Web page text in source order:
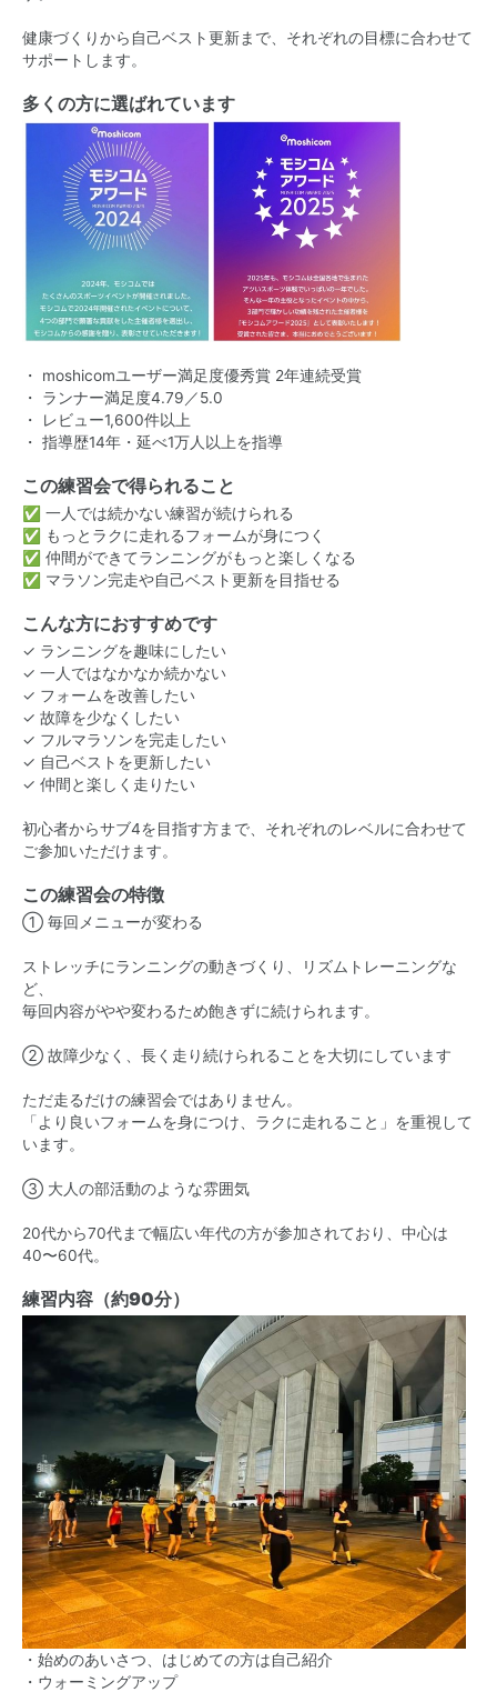
健康づくりから自己ベスト更新まで、それぞれの目標に合わせて
サポートします。
多くの方に選ばれています
・ moshicomユーザー満足度優秀賞 2年連続受賞
・ ランナー満足度4.79／5.0
・ レビュー1,600件以上
・ 指導歴14年・延べ1万人以上を指導
この練習会で得られること
✅ 一人では続かない練習が続けられる
✅ もっとラクに走れるフォームが身につく
✅ 仲間ができてランニングがもっと楽しくなる
✅ マラソン完走や自己ベスト更新を目指せる
こんな方におすすめです
✓ ランニングを趣味にしたい
✓ 一人ではなかなか続かない
✓ フォームを改善したい
✓ 故障を少なくしたい
✓ フルマラソンを完走したい
✓ 自己ベストを更新したい
✓ 仲間と楽しく走りたい
初心者からサブ4を目指す方まで、それぞれのレベルに合わせて
ご参加いただけます。
この練習会の特徴
① 毎回メニューが変わる
ストレッチにランニングの動きづくり、リズムトレーニングな
ど、
毎回内容がやや変わるため飽きずに続けられます。
② 故障少なく、長く走り続けられることを大切にしています
ただ走るだけの練習会ではありません。
「より良いフォームを身につけ、ラクに走れること」を重視して
います。
③ 大人の部活動のような雰囲気
20代から70代まで幅広い年代の方が参加されており、中心は
40〜60代。
練習内容（約90分）
・始めのあいさつ、はじめての方は自己紹介
・ウォーミングアップ